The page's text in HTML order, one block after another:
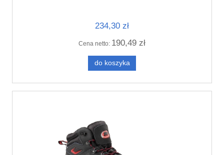
234,30 zł
Cena netto: 190,49 zł
do koszyka